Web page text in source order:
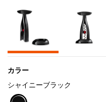
カラー
シャイニーブラック